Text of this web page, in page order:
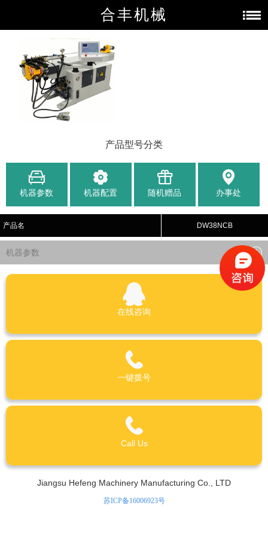
合丰机械
产品型号分类
机器参数 机器配置 随机赠品 办事处
产品名 DW38NCB
机器参数
在线咨询
一键拨号
Call Us
Jiangsu Hefeng Machinery Manufacturing Co., LTD
苏ICP备16006923号